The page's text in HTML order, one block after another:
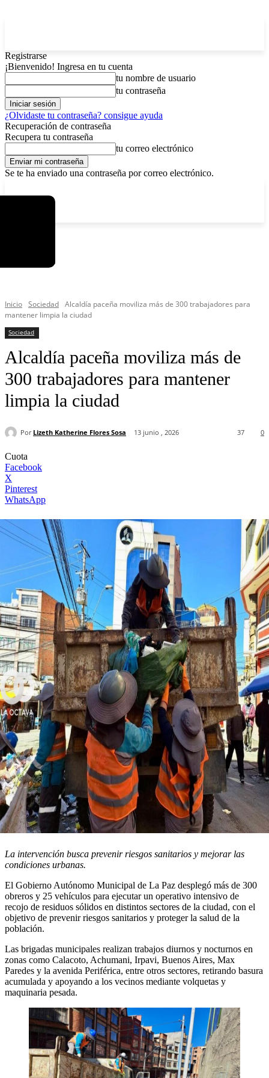
Registrarse
¡Bienvenido! Ingresa en tu cuenta
tu nombre de usuario
tu contraseña
¿Olvidaste tu contraseña? consigue ayuda
Recuperación de contraseña
Recupera tu contraseña
tu correo electrónico
Se te ha enviado una contraseña por correo electrónico.
Inicio Sociedad Alcaldía paceña moviliza más de 300 trabajadores para
mantener limpia la ciudad
Sociedad
Alcaldía paceña moviliza más de
300 trabajadores para mantener
limpia la ciudad
Por Lizeth Katherine Flores Sosa 13 junio , 2026 0
37
Cuota
Facebook
X
Pinterest
WhatsApp
La intervención busca prevenir riesgos sanitarios y mejorar las
condiciones urbanas.
El Gobierno Autónomo Municipal de La Paz desplegó más de 300
obreros y 25 vehículos para ejecutar un operativo intensivo de
recojo de residuos sólidos en distintos sectores de la ciudad, con el
objetivo de prevenir riesgos sanitarios y proteger la salud de la
población.
Las brigadas municipales realizan trabajos diurnos y nocturnos en
zonas como Calacoto, Achumani, Irpavi, Buenos Aires, Max
Paredes y la avenida Periférica, entre otros sectores, retirando basura
acumulada y apoyando a los vecinos mediante volquetas y
maquinaria pesada.